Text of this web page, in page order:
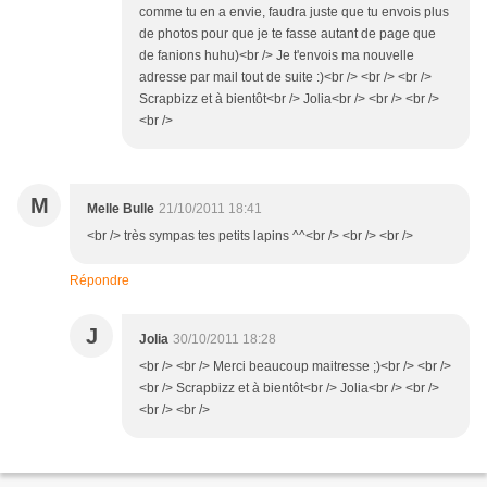
comme tu en a envie, faudra juste que tu envois plus
de photos pour que je te fasse autant de page que
de fanions huhu)<br /> Je t'envois ma nouvelle
adresse par mail tout de suite :)<br /> <br /> <br />
Scrapbizz et à bientôt<br /> Jolia<br /> <br /> <br />
<br />
M Melle Bulle 21/10/2011 18:41
<br /> très sympas tes petits lapins ^^<br /> <br /> <br />
Répondre
J Jolia 30/10/2011 18:28
<br /> <br /> Merci beaucoup maitresse ;)<br /> <br />
<br /> Scrapbizz et à bientôt<br /> Jolia<br /> <br />
<br /> <br />